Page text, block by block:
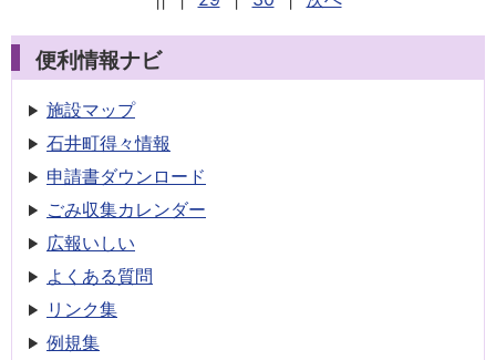
便利情報ナビ
施設マップ
石井町得々情報
申請書ダウンロード
ごみ収集カレンダー
広報いしい
よくある質問
リンク集
例規集